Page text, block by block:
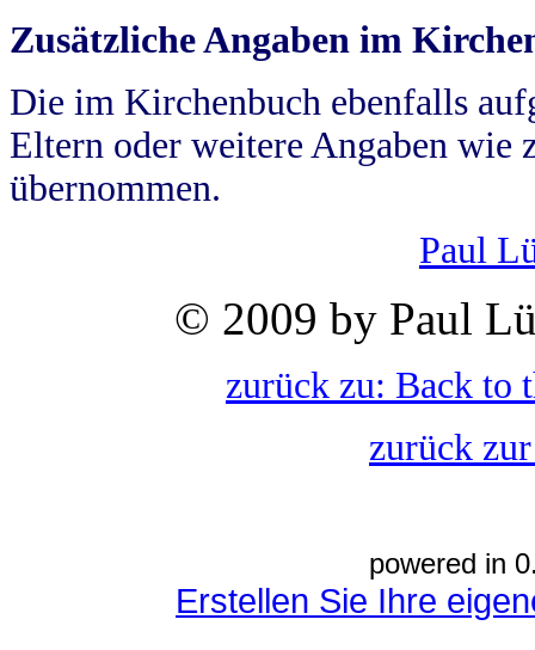
Zusätzliche Angaben im
Die im Kirchenbuch ebenfalls
Eltern oder weitere Angaben wie
übernommen.
Paul
© 2009 by Paul
zurück zu: Back to
zurück
powered in
Erstellen Sie Ihre